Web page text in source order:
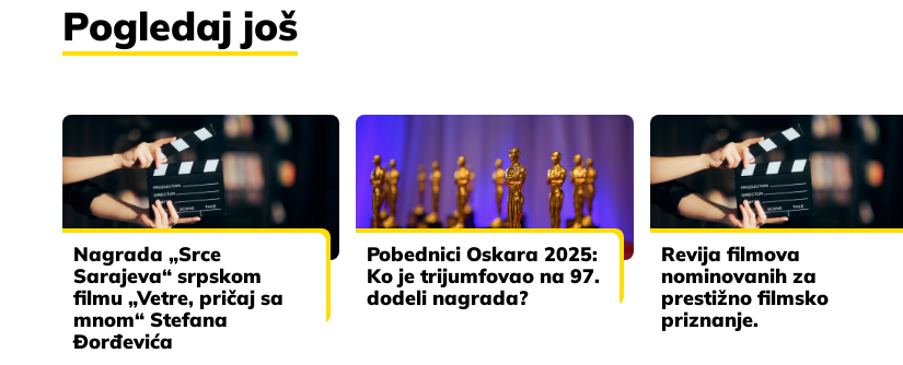
Pogledaj još
Nagrada „Srce
Sarajeva“ srpskom
filmu „Vetre, pričaj sa
mnom“ Stefana
Đorđevića
Pobednici Oskara 2025:
Ko je trijumfovao na 97.
dodeli nagrada?
Revija filmova
nominovanih za
prestižno filmsko
priznanje.